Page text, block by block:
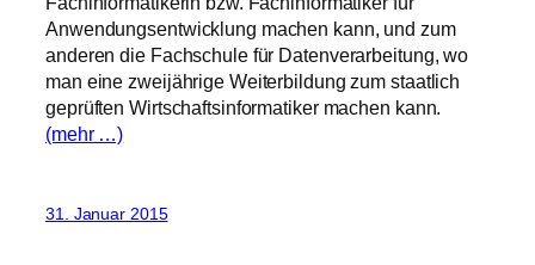
Anwendungsentwicklung machen kann, und zum
anderen die Fachschule für Datenverarbeitung, wo
man eine zweijährige Weiterbildung zum staatlich
geprüften Wirtschaftsinformatiker machen kann.
(mehr …)
31. Januar 2015